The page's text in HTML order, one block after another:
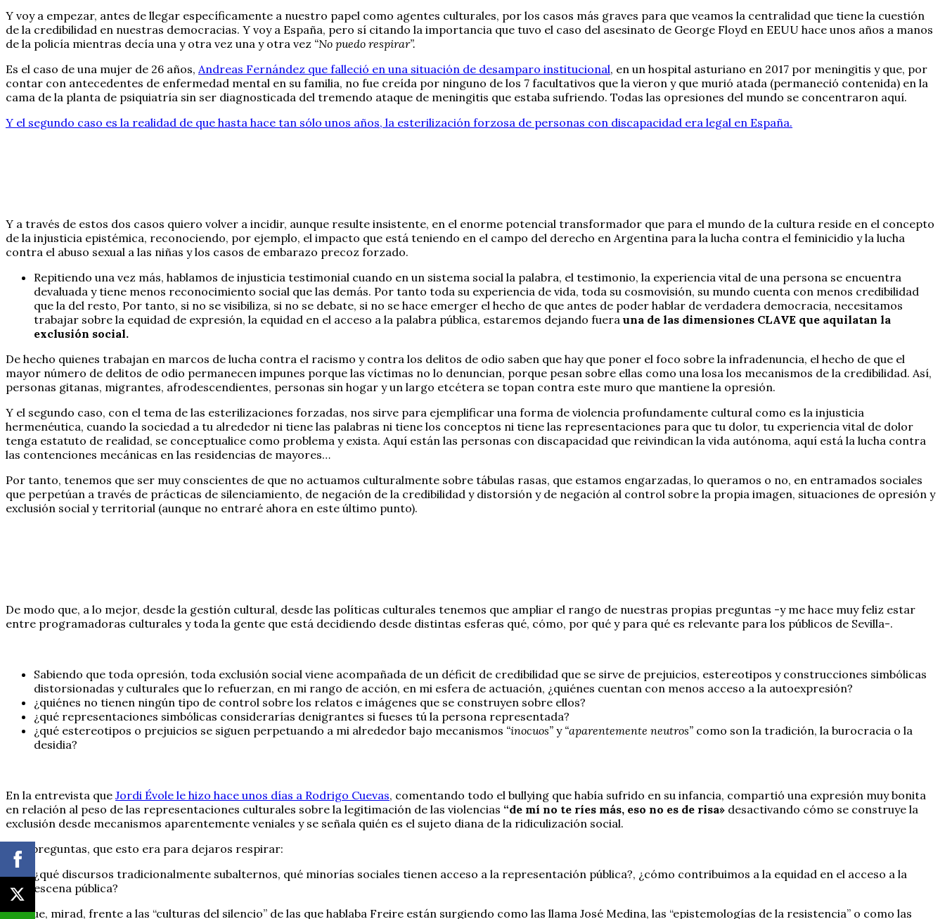
Y voy a empezar, antes de llegar específicamente a nuestro papel como agentes culturales, por los casos más graves para que veamos la centralidad que tiene la cuestión
de la credibilidad en nuestras democracias. Y voy a España, pero sí citando la importancia que tuvo el caso del asesinato de George Floyd en EEUU hace unos años a manos
de la policía mientras decía una y otra vez una y otra vez “No puedo respirar”.
Es el caso de una mujer de 26 años, Andreas Fernández que falleció en una situación de desamparo institucional, en un hospital asturiano en 2017 por meningitis y que, por
contar con antecedentes de enfermedad mental en su familia, no fue creída por ninguno de los 7 facultativos que la vieron y que murió atada (permaneció contenida) en la
cama de la planta de psiquiatría sin ser diagnosticada del tremendo ataque de meningitis que estaba sufriendo. Todas las opresiones del mundo se concentraron aquí.
Y el segundo caso es la realidad de que hasta hace tan sólo unos años, la esterilización forzosa de personas con discapacidad era legal en España.
Y a través de estos dos casos quiero volver a incidir, aunque resulte insistente, en el enorme potencial transformador que para el mundo de la cultura reside en el concepto
de la injusticia epistémica, reconociendo, por ejemplo, el impacto que está teniendo en el campo del derecho en Argentina para la lucha contra el feminicidio y la lucha
contra el abuso sexual a las niñas y los casos de embarazo precoz forzado.
Repitiendo una vez más, hablamos de injusticia testimonial cuando en un sistema social la palabra, el testimonio, la experiencia vital de una persona se encuentra
devaluada y tiene menos reconocimiento social que las demás. Por tanto toda su experiencia de vida, toda su cosmovisión, su mundo cuenta con menos credibilidad
que la del resto, Por tanto, si no se visibiliza, si no se debate, si no se hace emerger el hecho de que antes de poder hablar de verdadera democracia, necesitamos
trabajar sobre la equidad de expresión, la equidad en el acceso a la palabra pública, estaremos dejando fuera una de las dimensiones CLAVE que aquilatan la
exclusión social.
De hecho quienes trabajan en marcos de lucha contra el racismo y contra los delitos de odio saben que hay que poner el foco sobre la infradenuncia, el hecho de que el
mayor número de delitos de odio permanecen impunes porque las víctimas no lo denuncian, porque pesan sobre ellas como una losa los mecanismos de la credibilidad. Así,
personas gitanas, migrantes, afrodescendientes, personas sin hogar y un largo etcétera se topan contra este muro que mantiene la opresión.
Y el segundo caso, con el tema de las esterilizaciones forzadas, nos sirve para ejemplificar una forma de violencia profundamente cultural como es la injusticia
hermenéutica, cuando la sociedad a tu alrededor ni tiene las palabras ni tiene los conceptos ni tiene las representaciones para que tu dolor, tu experiencia vital de dolor
tenga estatuto de realidad, se conceptualice como problema y exista. Aquí están las personas con discapacidad que reivindican la vida autónoma, aquí está la lucha contra
las contenciones mecánicas en las residencias de mayores…
Por tanto, tenemos que ser muy conscientes de que no actuamos culturalmente sobre tábulas rasas, que estamos engarzadas, lo queramos o no, en entramados sociales
que perpetúan a través de prácticas de silenciamiento, de negación de la credibilidad y distorsión y de negación al control sobre la propia imagen, situaciones de opresión y
exclusión social y territorial (aunque no entraré ahora en este último punto).
De modo que, a lo mejor, desde la gestión cultural, desde las políticas culturales tenemos que ampliar el rango de nuestras propias preguntas -y me hace muy feliz estar
entre programadoras culturales y toda la gente que está decidiendo desde distintas esferas qué, cómo, por qué y para qué es relevante para los públicos de Sevilla-.
Sabiendo que toda opresión, toda exclusión social viene acompañada de un déficit de credibilidad que se sirve de prejuicios, estereotipos y construcciones simbólicas
distorsionadas y culturales que lo refuerzan, en mi rango de acción, en mi esfera de actuación, ¿quiénes cuentan con menos acceso a la autoexpresión?
¿quiénes no tienen ningún tipo de control sobre los relatos e imágenes que se construyen sobre ellos?
¿qué representaciones simbólicas considerarías denigrantes si fueses tú la persona representada?
¿qué estereotipos o prejuicios se siguen perpetuando a mi alrededor bajo mecanismos “inocuos” y “aparentemente neutros” como son la tradición, la burocracia o la
desidia?
En la entrevista que Jordi Évole le hizo hace unos días a Rodrigo Cuevas, comentando todo el bullying que había sufrido en su infancia, compartió una expresión muy bonita
en relación al peso de las representaciones culturales sobre la legitimación de las violencias “de mí no te ríes más, eso no es de risa» desactivando cómo se construye la
exclusión desde mecanismos aparentemente veniales y se señala quién es el sujeto diana de la ridiculización social.
Más preguntas, que esto era para dejaros respirar:
¿qué discursos tradicionalmente subalternos, qué minorías sociales tienen acceso a la representación pública?, ¿cómo contribuimos a la equidad en el acceso a la
escena pública?
Porque, mirad, frente a las “culturas del silencio” de las que hablaba Freire están surgiendo como las llama José Medina, las “epistemologías de la resistencia” o como las